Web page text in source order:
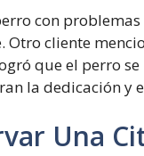
con
Otro cliente
que el perro
la dedicación y
Una